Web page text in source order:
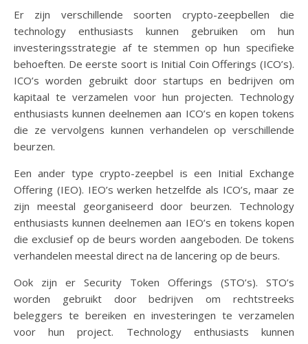
Er zijn verschillende soorten crypto-zeepbellen die
technology enthusiasts kunnen gebruiken om hun
investeringsstrategie af te stemmen op hun specifieke
behoeften. De eerste soort is Initial Coin Offerings (ICO’s).
ICO’s worden gebruikt door startups en bedrijven om
kapitaal te verzamelen voor hun projecten. Technology
enthusiasts kunnen deelnemen aan ICO’s en kopen tokens
die ze vervolgens kunnen verhandelen op verschillende
beurzen.
Een ander type crypto-zeepbel is een Initial Exchange
Offering (IEO). IEO’s werken hetzelfde als ICO’s, maar ze
zijn meestal georganiseerd door beurzen. Technology
enthusiasts kunnen deelnemen aan IEO’s en tokens kopen
die exclusief op de beurs worden aangeboden. De tokens
verhandelen meestal direct na de lancering op de beurs.
Ook zijn er Security Token Offerings (STO’s). STO’s
worden gebruikt door bedrijven om rechtstreeks
beleggers te bereiken en investeringen te verzamelen
voor hun project. Technology enthusiasts kunnen